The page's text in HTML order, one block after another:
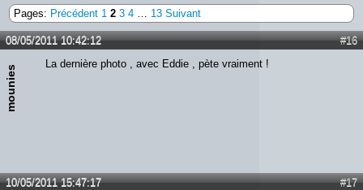
Pages: Précédent 1 2 3 4 … 13 Suivant
#16
08/05/2011 10:42:12
mounies
La dernière photo , avec Eddie , pète vraiment !
#17
10/05/2011 15:47:17